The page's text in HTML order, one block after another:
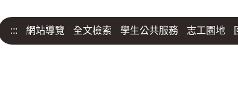
::: 網站導覽 全文檢索 學生公共服務 志工園地